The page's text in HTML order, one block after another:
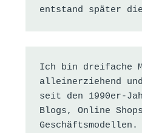
entstand später die
Ich bin dreifache
alleinerziehend
seit den 1990er-
Blogs, Online
Geschäftsmodellen.